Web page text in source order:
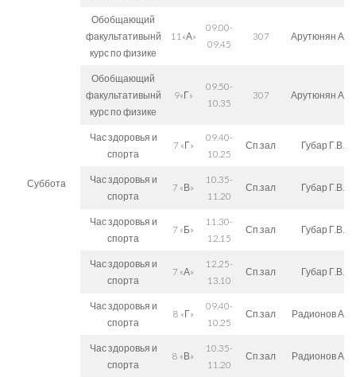
Суббота
Обобщающий
факультативынй
курс по физике
11«А»
09.00-
09.45
307 Арутюнян А.С.
Обобщающий
факультативынй
курс по физике
9«Г»
09.50-
10.35
307 Арутюнян А.С.
Час здоровья и
спорта
7 «Г»
09.40-
10.25
Сп.зал Губар Г.В.
Час здоровья и
спорта
7 «В»
10.35-
11.20
Сп.зал Губар Г.В.
Час здоровья и
спорта
7 «Б»
11.30-
12.15
Сп.зал Губар Г.В.
Час здоровья и
спорта
7 «А»
12.25-
13.10
Сп.зал Губар Г.В.
Час здоровья и
спорта
8 «Г»
09.40-
10.25
Сп.зал Радионов А.К.
Час здоровья и
спорта
8 «В»
10.35-
11.20
Сп.зал Радионов А.К.